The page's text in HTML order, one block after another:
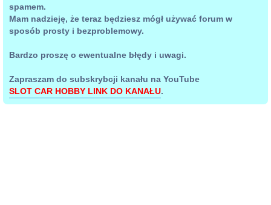
spamem.
Mam nadzieję, że teraz będziesz mógł używać forum w
sposób prosty i bezproblemowy.
Bardzo proszę o ewentualne błędy i uwagi.
Zapraszam do subskrybcji kanału na YouTube
SLOT CAR HOBBY LINK DO KANAŁU.